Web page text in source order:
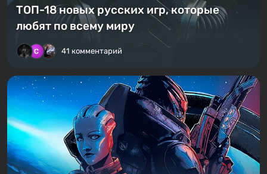
ТОП-18 новых русских игр, которые
любят по всему миру
41 комментарий